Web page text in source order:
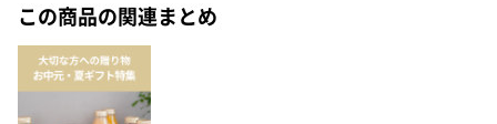
この商品の関連まとめ